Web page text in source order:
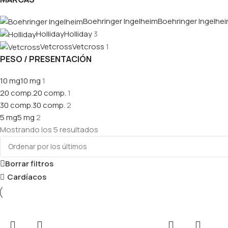
Boehringer IngelheimBoehringer
HollidayHolliday3
VetcrossVetcross 1
PESO / PRESENTACIÓN
10 mg10 mg 1
20 comp.20 comp. 1
30 comp.30 comp. 2
5 mg5 mg 2
Mostrando los 5 resultados
Borrar filtros
Cardíacos